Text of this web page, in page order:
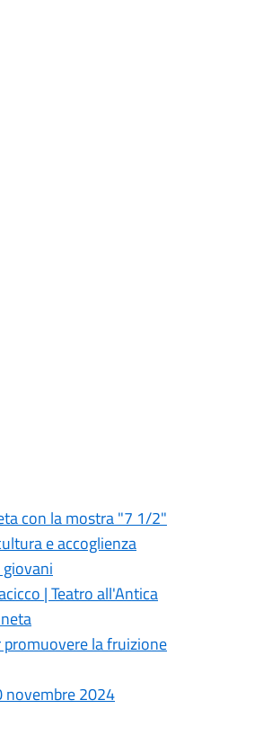
con la mostra "7 1/2"
e accoglienza
| Teatro all'Antica
promuovere la fruizione
novembre 2024